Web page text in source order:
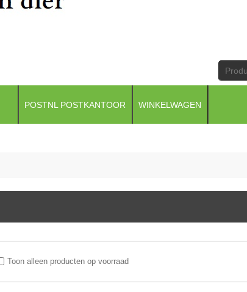
POSTNL POSTKANTOOR WINKELWAGEN
Toon alleen producten op voorraad